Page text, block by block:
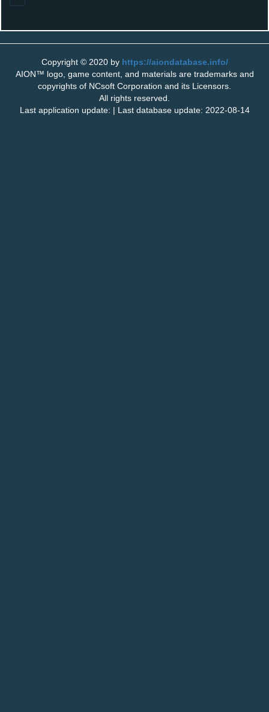
Copyright © 2020 by https://aiondatabase.info/
AION™ logo, game content, and materials are trademarks and
copyrights of NCsoft Corporation and its Licensors.
All rights reserved.
Last application update: | Last database update: 2022-08-14